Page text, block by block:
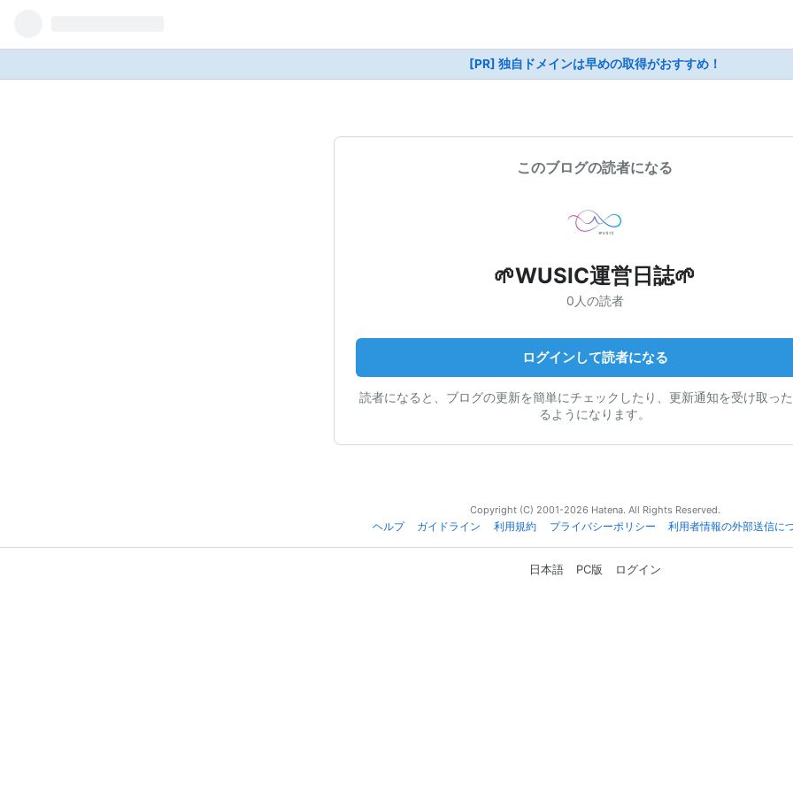
[PR] 独自ドメインは早めの取得がおすすめ！
このブログの読者になる
🌱WUSIC運営日誌🌱
0人の読者
ログインして読者になる
読者になると、ブログの更新を簡単にチェックしたり、更新通知を受け取っ
るようになります。
Copyright (C) 2001-2026 Hatena. All Rights Reserved.
ヘルプ
ガイドライン 利用規約 プライバシーポリシー 利用者情報の外部送信に
日本語 PC版 ログイン